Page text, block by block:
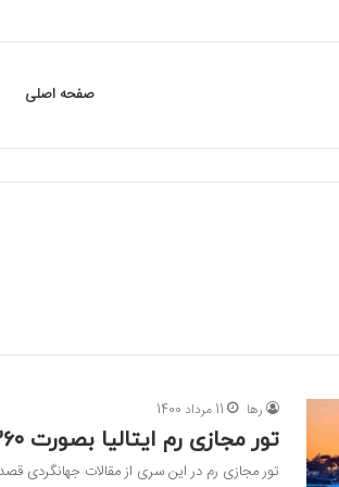
صفحه اصلی
رها 11 مرداد 1400
تور مجازی رم ایتالیا بصورت ۳۶۰ درجه
تور مجازی رم در این سری از مقالات جهانگردی